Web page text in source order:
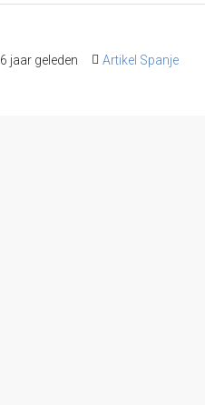
6 jaar geleden Artikel Spanje